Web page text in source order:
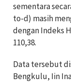
sementara
to-d) masih
dengan Indeks
110,38.
Data tersebut
Bengkulu, Iin